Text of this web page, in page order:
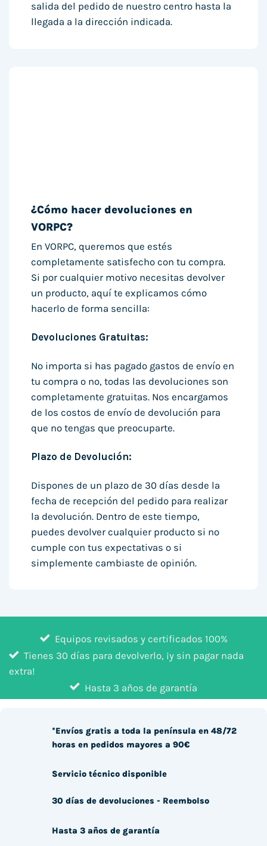
salida del pedido de nuestro centro hasta la
llegada a la dirección indicada.
¿Cómo hacer devoluciones en
VORPC?
En VORPC, queremos que estés
completamente satisfecho con tu compra.
Si por cualquier motivo necesitas devolver
un producto, aquí te explicamos cómo
hacerlo de forma sencilla:
Devoluciones Gratuitas:
No importa si has pagado gastos de envío en
tu compra o no, todas las devoluciones son
completamente gratuitas. Nos encargamos
de los costos de envío de devolución para
que no tengas que preocuparte.
Plazo de Devolución:
Dispones de un plazo de 30 días desde la
fecha de recepción del pedido para realizar
la devolución. Dentro de este tiempo,
puedes devolver cualquier producto si no
cumple con tus expectativas o si
simplemente cambiaste de opinión.
Equipos revisados y certificados 100%
Tienes 30 días para devolverlo, ¡y sin pagar nada
extra!
Hasta 3 años de garantía
*Envíos gratis a toda la península en 48/72
horas en pedidos mayores a 90€
Servicio técnico disponible
30 días de devoluciones - Reembolso
Hasta 3 años de garantía